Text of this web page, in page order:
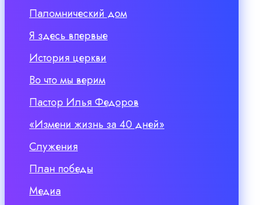
Паломнический дом
Я здесь впервые
История церкви
Во что мы верим
Пастор Илья Федоров
«Измени жизнь за 40 дней»
Служения
План победы
Медиа